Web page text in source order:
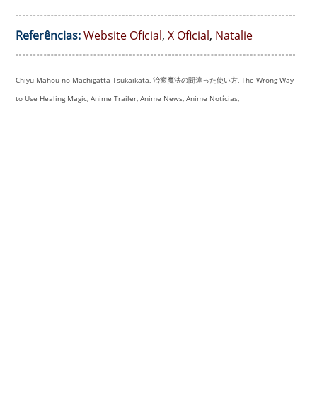
Referências:Website Oficial, X Oficial, Natalie
Chiyu Mahou no Machigatta Tsukaikata, 治癒魔法の間違った使い方, The Wrong Way
to Use Healing Magic, Anime Trailer, Anime News, Anime Notícias,